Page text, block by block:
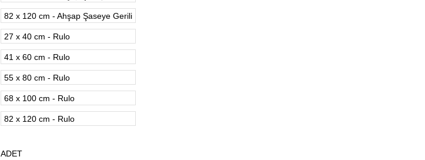
82 x 120 cm - Ahşap Şaseye Gerili
27 x 40 cm - Rulo
41 x 60 cm - Rulo
55 x 80 cm - Rulo
68 x 100 cm - Rulo
82 x 120 cm - Rulo
ADET